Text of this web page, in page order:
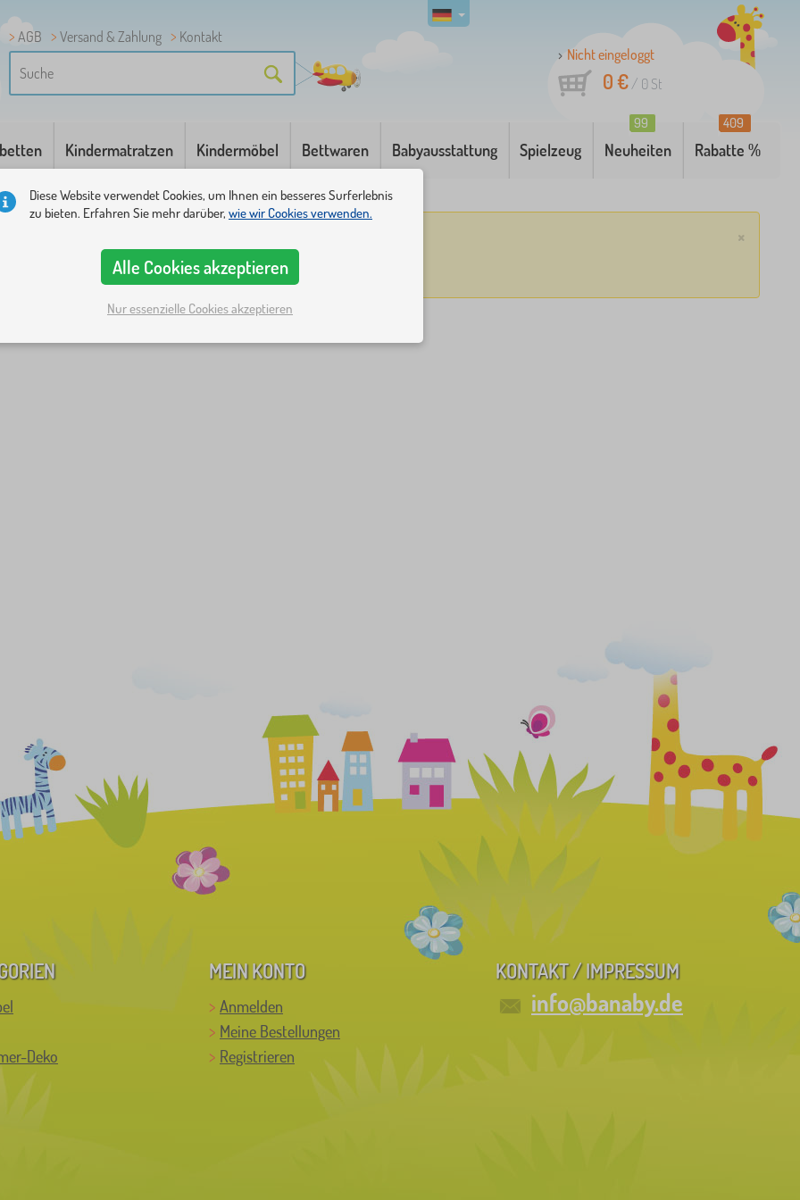
AGB Versand & Zahlung
Kontakt
Nicht eingeloggt
0 €/ 0 St
Kindermatratzen Kindermöbel Bettwaren Babyausstattung Spielzeug Neuheiten
99
Rabatte %
409
×
Deko
MEIN KONTO
Anmelden
Meine Bestellungen
Registrieren
KONTAKT / IMPRESSUM
info@banaby.de
Diese Website verwendet Cookies, um Ihnen ein besseres Surferlebnis
zu bieten. Erfahren Sie mehr darüber, wie wir Cookies verwenden.
Alle Cookies akzeptieren
Nur essenzielle Cookies akzeptieren